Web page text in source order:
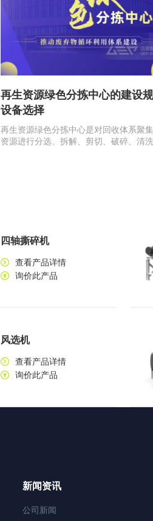
再生资源绿色分拣中心的建设
设备选择
再生资源绿色分拣中心是对回收体系聚
资源进行分选、拆解、剪切、破碎、清
四轴撕碎机
查看产品详情
询价此产品
风选机
查看产品详情
询价此产品
新闻资讯
公司新闻